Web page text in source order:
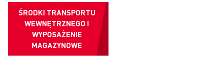
ŚRODKI TRANSPORTU
WEWNĘTRZNEGO I
WYPOSAŻENIE
MAGAZYNOWE